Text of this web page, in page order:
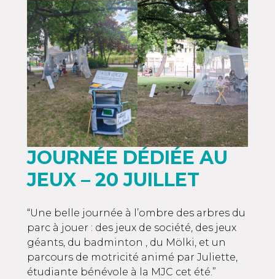
JOURNÉE DÉDIÉE AU
JEUX – 20 JUILLET
“Une belle journée à l’ombre des arbres du
parc à jouer : des jeux de société, des jeux
géants, du badminton , du Mölki, et un
parcours de motricité animé par Juliette,
étudiante bénévole à la MJC cet été.”